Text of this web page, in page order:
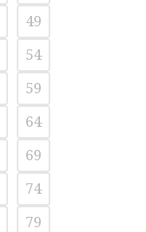
49
54
59
64
69
74
79